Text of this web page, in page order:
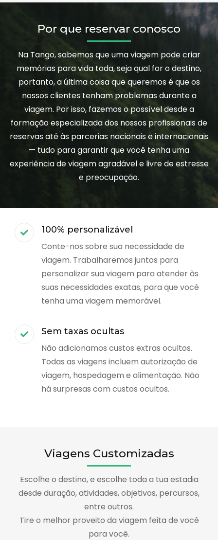
Por que reservar conosco
Na Tango, sabemos que uma viagem pode criar
memórias para vida toda, seja qual for o destino,
portanto, a última coisa que queremos é que os
nossos clientes tenham problemas durante a
viagem. Por isso, fazemos o possível desde a
formação especializada dos nossos profissionais de
reservas até às parcerias nacionais e internacionais
— tudo para garantir que você tenha uma
experiência de viagem agradável e livre de estresse
e preocupação.
100% personalizável
Conte-nos sobre sua necessidade de
viagem. Trabalharemos juntos para
personalizar sua viagem para atender às
suas necessidades exatas, para que você
tenha uma viagem memorável.
Sem taxas ocultas
Não adicionamos custos extras ocultos.
Todas as viagens incluem autorização de
viagem, hospedagem e alimentação. Não
há surpresas com custos ocultos.
Viagens Customizadas
Escolhe o destino, e escolhe toda a tua estadia
desde duração, atividades, objetivos, percursos,
entre outros.
Tire o melhor proveito da viagem feita de você
para você.